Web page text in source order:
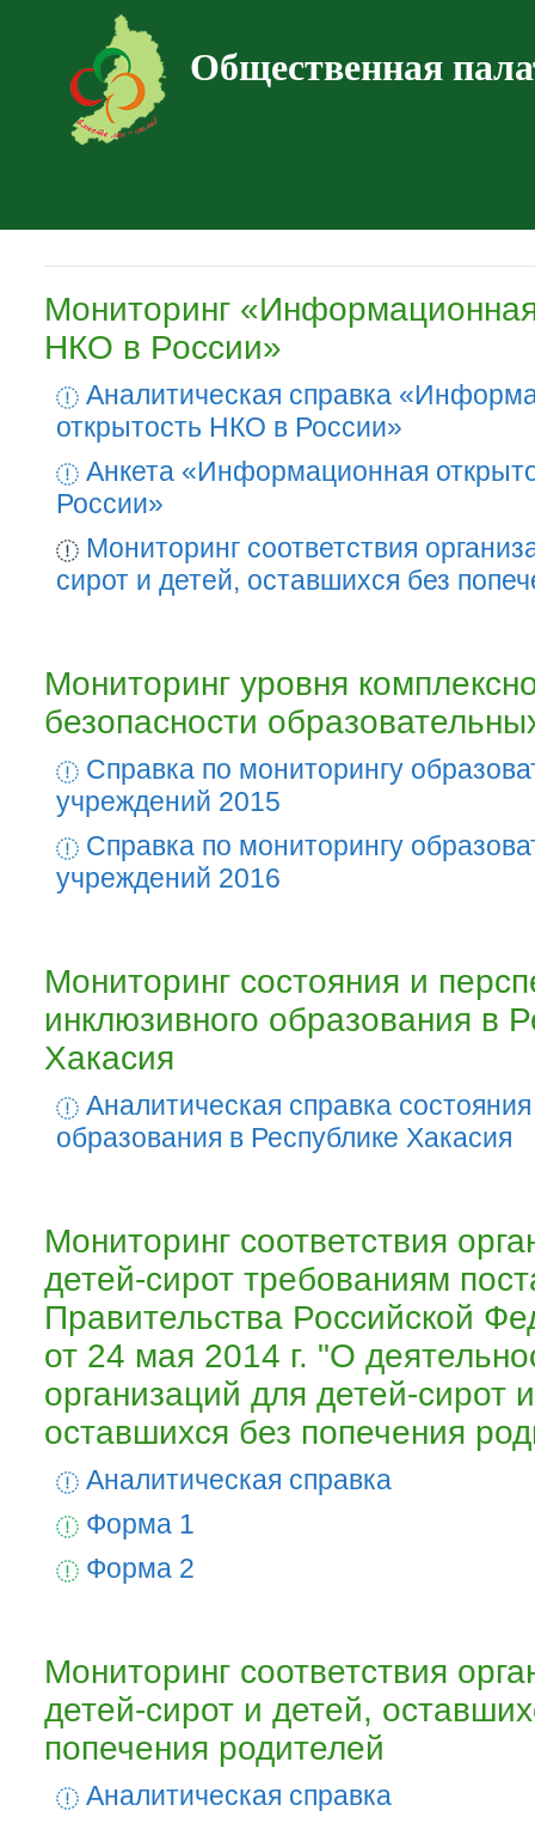
Общественная
Мониторинг
НКО в России»
Аналитическая справка
открытость НКО в России»
Анкета «Информационная
России»
Мониторинг соответствия
сирот и детей, оставшихся без
Мониторинг уровня
безопасности
Справка по мониторингу
учреждений 2015
Справка по мониторингу
учреждений 2016
Мониторинг состояния и
инклюзивного образования в
Хакасия
Аналитическая справка
образования в Республике Хакасия
Мониторинг соответствия
детей-сирот требованиям
Правительства Российской
от 24 мая 2014 г. "О
организаций для детей-сирот
оставшихся без попечения
Аналитическая справка
Форма 1
Форма 2
Мониторинг соответствия
детей-сирот и детей,
попечения родителей
Аналитическая справка